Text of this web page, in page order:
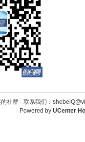
社群 - 联系我们：
Powered by UCenter